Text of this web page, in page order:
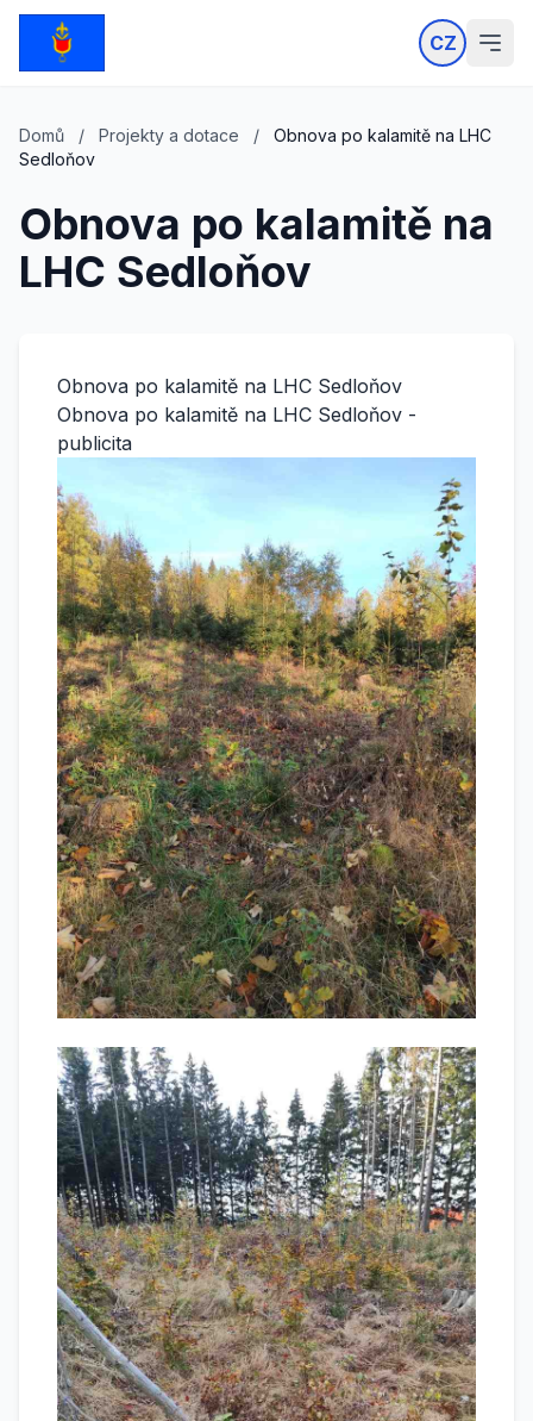
CZ
Domů / Projekty a dotace /
Obnova po kalamitě na LHC
Sedloňov
Obnova po kalamitě na
LHC Sedloňov
Obnova po kalamitě na LHC Sedloňov
Obnova po kalamitě na LHC Sedloňov -
publicita